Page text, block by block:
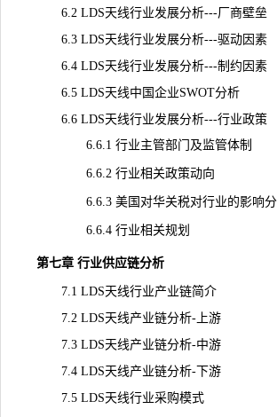
6.2 LDS天线行业发展分析---厂商壁垒
6.3 LDS天线行业发展分析---驱动因素
6.4 LDS天线行业发展分析---制约因素
6.5 LDS天线中国企业SWOT分析
6.6 LDS天线行业发展分析---行业政策
6.6.1 行业主管部门及监管体制
6.6.2 行业相关政策动向
6.6.3 美国对华关税对行业的影响分
6.6.4 行业相关规划
第七章 行业供应链分析
7.1 LDS天线行业产业链简介
7.2 LDS天线产业链分析-上游
7.3 LDS天线产业链分析-中游
7.4 LDS天线产业链分析-下游
7.5 LDS天线行业采购模式